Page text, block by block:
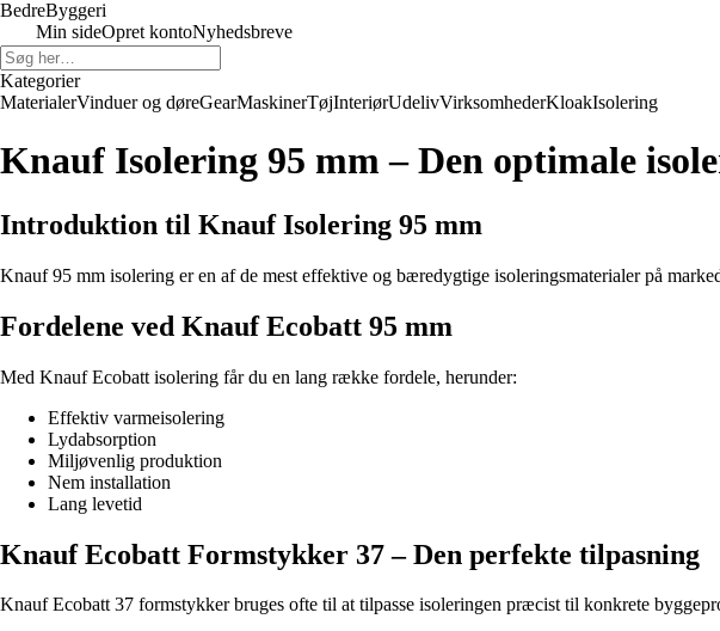
BedreByggeri
Min sideOpret kontoNyhedsbreve
Kategorier
MaterialerVinduer og døreGearMaskinerTøjInteriørUdelivVirksomhederKloakIsolering
Knauf Isolering 95 mm – Den optimale
Introduktion til Knauf Isolering 95 mm
Knauf 95 mm isolering er en af de mest effektive og bæredygtige isoleringsmaterialer på
Fordelene ved Knauf Ecobatt 95 mm
Med Knauf Ecobatt isolering får du en lang række fordele, herunder:
Effektiv varmeisolering
Lydabsorption
Miljøvenlig produktion
Nem installation
Lang levetid
Knauf Ecobatt Formstykker 37 – Den perfekte tilpasning
Knauf Ecobatt 37 formstykker bruges ofte til at tilpasse isoleringen præcist til konkrete